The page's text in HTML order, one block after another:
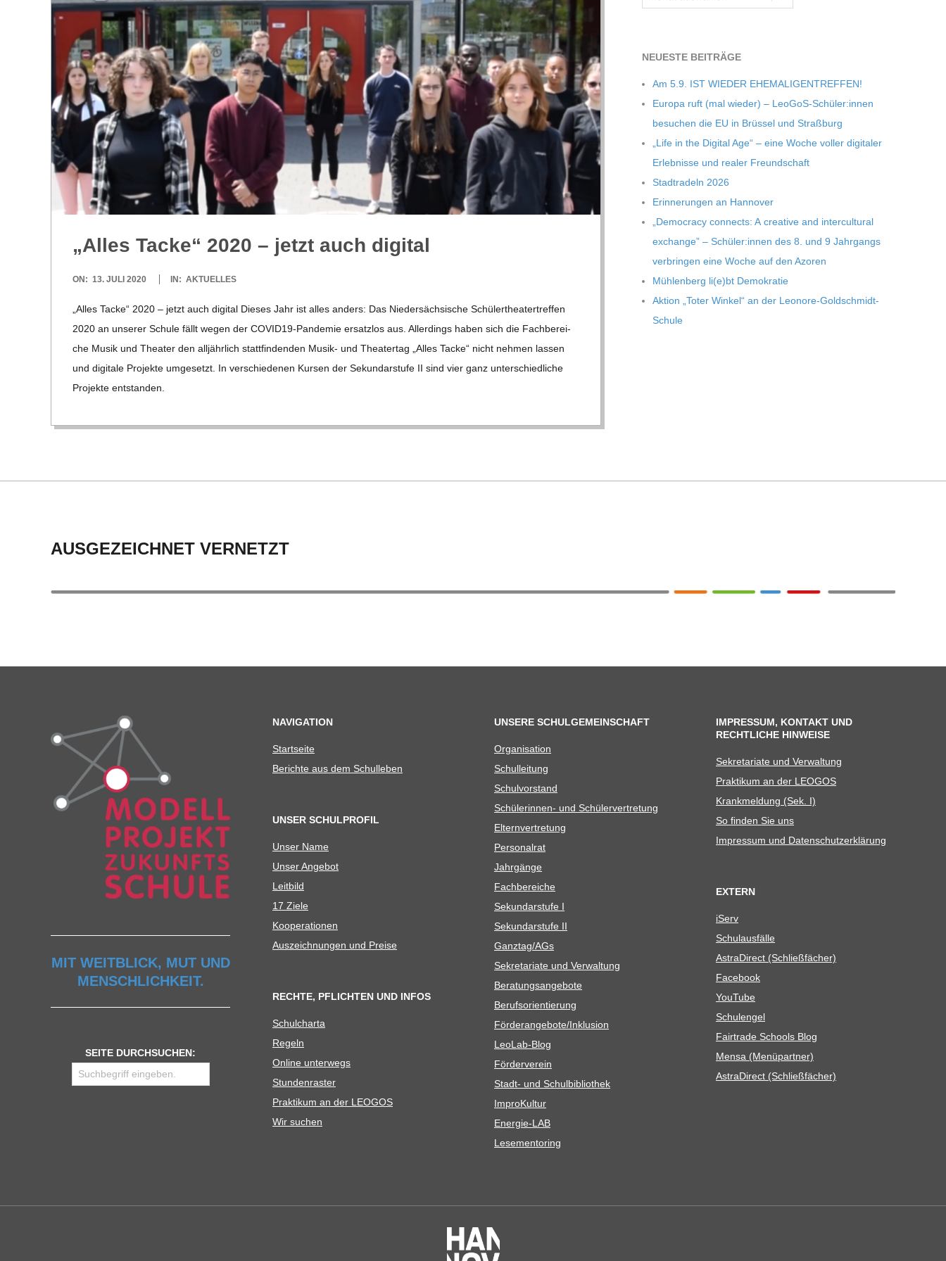
R
E
-
G
O
L
D
S
C
H
M
D
-
S
L
E
„Alles Tacke“ 2020 – jetzt auch digital
2020-
13
ON: 13. JULI 2020 IN: AKTUELLES
„Alles Tacke“ 2020 – jetzt auch digi­tal Die­ses Jahr ist alles anders: Das Nie­der­säch­si­sche Schü­ler­thea­ter­tref­fen
2020 an unse­rer Schule fällt wegen der COVI­­D19-Pan­­de­­mie ersatz­los aus. Aller­dings haben sich die Fach­be­rei­
che Musik und Thea­ter den all­jähr­lich statt­fin­den­den Musik- und Thea­ter­tag „Alles Tacke“ nicht neh­men las­sen
und digi­tale Pro­jekte umge­setzt. In ver­schie­de­nen Kur­sen der Sekun­dar­stufe II sind vier ganz unter­schied­li­che
Pro­jekte ent­stan­den.
NEU­ESTE BEITRÄGE
Am 5.9. IST WIEDER EHEMALIGENTREFFEN!
Europa ruft (mal wie­der) – LeoGoS-Schüler:innen
besu­chen die EU in Brüs­sel und Straßburg
„Life in the Digi­tal Age“ – eine Woche vol­ler digi­ta­ler
Erleb­nisse und rea­ler Freundschaft
Stadt­ra­deln 2026
Erin­ne­run­gen an Hannover
„Demo­cracy con­nects: A crea­tive and inter­cul­tu­ral
exch­ange” – Schüler:innen des 8. und 9 Jahr­gangs
ver­brin­gen eine Woche auf den Azoren
Müh­len­berg li(e)bt Demokratie
Aktion „Toter Win­kel“ an der Leonore-Goldschmidt-
Schule
AUSGEZEICHNET VERNETZT
MIT WEITBLICK, MUT UND
MENSCHLICHKEIT.
SEITE DURCHSUCHEN:
NAVIGATION
Start­seite
Berichte aus dem Schulleben
UNSER SCHULPROFIL
Unser Name
Unser Ange­bot
Leit­bild
17 Ziele
Koope­ra­tio­nen
Aus­zeich­nun­gen und Preise
RECHTE, PFLICHTEN UND INFOS
Schul­charta
Regeln
Online unter­wegs
Stun­den­ras­ter
Prak­ti­kum an der LEOGOS
Wir suchen
UNSERE SCHULGEMEINSCHAFT
Orga­ni­sa­tion
Schul­lei­tung
Schul­vor­stand
Schü­le­rin­nen- und Schülervertretung
Eltern­ver­tre­tung
Per­so­nal­rat
Jahr­gänge
Fach­be­rei­che
Sekun­dar­stufe I
Sekun­dar­stufe II
Ganztag/​​AGs
Sekre­ta­riate und Verwaltung
Bera­tungs­an­ge­bote
Berufs­ori­en­tie­rung
Förderangebote/​​Inklusion
Leo­Lab-Blog
För­der­ver­ein
Stadt- und Schulbibliothek
Impro­Kul­tur
Ener­­gie-LAB
Lese­men­to­ring
IMPRESSUM, KONTAKT UND
RECHTLICHE HINWEISE
Sekre­ta­riate und Verwaltung
Prak­ti­kum an der LEOGOS
Krank­mel­dung (Sek. I)
So fin­den Sie uns
Impres­sum und Datenschutzerklärung
EXTERN
iServ
Schul­aus­fälle
Astra­Di­rect (Schließ­fä­cher)
Face­book
You­Tube
Schul­en­gel
Fair­trade Schools Blog
Mensa (Menü­part­ner)
Astra­Di­rect (Schließ­fä­cher)